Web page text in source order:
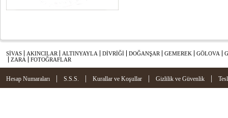
SİVAS AKINCILAR ALTINYAYLA DİVRİĞİ DOĞANŞAR GEMEREK GÖLOVA
ZARA
FOTOĞRAFLAR
Hesap Numaraları | S.S.S. | Kurallar ve Koşullar | Gizlilik ve Güvenlik |